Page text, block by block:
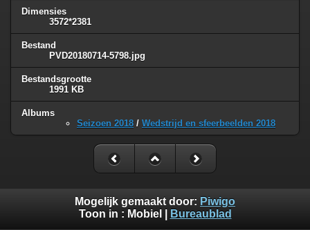
Dimensies
3572*2381
Bestand
PVD20180714-5798.jpg
Bestandsgrootte
1991 KB
Albums
Seizoen 2018 / Wedstrijd en sfeerbeelden 2018
Mogelijk gemaakt door: Piwigo
Toon in : Mobiel Bureaublad